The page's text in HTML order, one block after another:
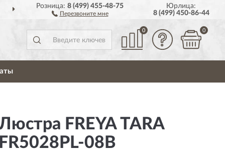
ДОСТАВИМ ПО ВСЕЙ РОССИИ
Розница:8 (499) 455-48-75
Перезвоните мне
Юрлица:
8 (499) 450-86-44
0 0
FREYA TARA
FR5028PL-08B